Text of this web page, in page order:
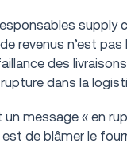
supply
revenus n’est
des
dans la
un message « en
de blâmer le